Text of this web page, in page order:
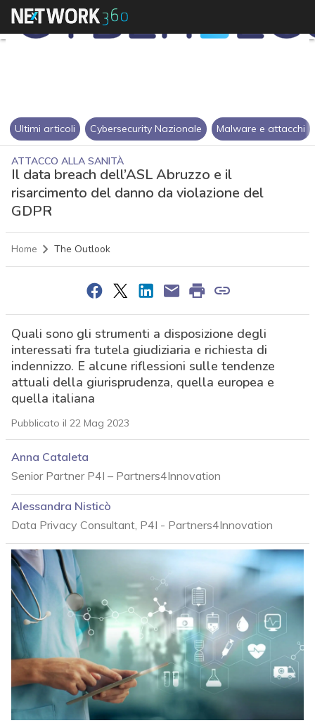
Ultimi articoli Cybersecurity Nazionale Malware e attacchi
ATTACCO ALLA SANITÀ
Il data breach dell’ASL Abruzzo e il
risarcimento del danno da violazione del
GDPR
Home The Outlook
Quali sono gli strumenti a disposizione degli
interessati fra tutela giudiziaria e richiesta di
indennizzo. E alcune riflessioni sulle tendenze
attuali della giurisprudenza, quella europea e
quella italiana
Pubblicato il 22 Mag 2023
Anna Cataleta
Senior Partner P4I – Partners4Innovation
Alessandra Nisticò
Data Privacy Consultant, P4I - Partners4Innovation